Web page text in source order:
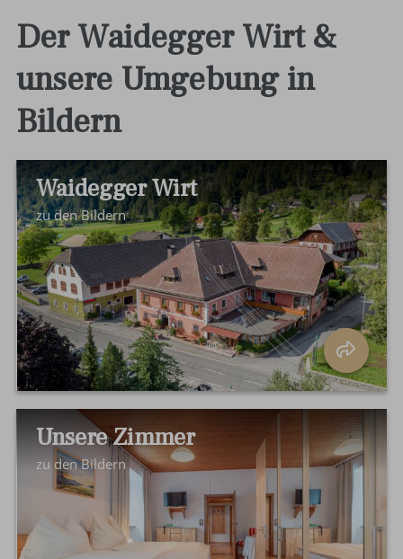
Der Waidegger Wirt &
unsere Umgebung in
Bildern
Waidegger Wirt
zu den Bildern
Unsere Zimmer
zu den Bildern